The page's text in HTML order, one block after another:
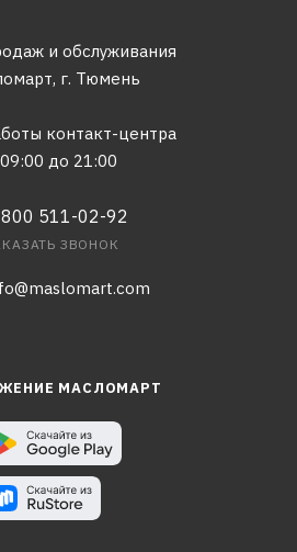
и обслуживания
г. Тюмень
контакт-центра
до 21:00
511-02-92
ЗВОНОК
МАСЛОМАРТ